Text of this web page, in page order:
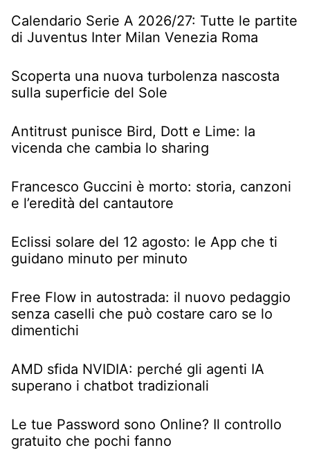
Calendario Serie A 2026/27: Tutte le partite
di Juventus Inter Milan Venezia Roma
Scoperta una nuova turbolenza nascosta
sulla superficie del Sole
Antitrust punisce Bird, Dott e Lime: la
vicenda che cambia lo sharing
Francesco Guccini è morto: storia, canzoni
e l’eredità del cantautore
Eclissi solare del 12 agosto: le App che ti
guidano minuto per minuto
Free Flow in autostrada: il nuovo pedaggio
senza caselli che può costare caro se lo
dimentichi
AMD sfida NVIDIA: perché gli agenti IA
superano i chatbot tradizionali
Le tue Password sono Online? Il controllo
gratuito che pochi fanno